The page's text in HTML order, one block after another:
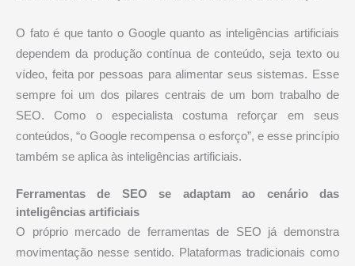
O fato é que tanto o Google quanto as inteligências artificiais
dependem da produção contínua de conteúdo, seja texto ou
vídeo, feita por pessoas para alimentar seus sistemas. Esse
sempre foi um dos pilares centrais de um bom trabalho de
SEO. Como o especialista costuma reforçar em seus
conteúdos, “o Google recompensa o esforço”, e esse princípio
também se aplica às inteligências artificiais.
Ferramentas de SEO se adaptam ao cenário das
inteligências artificiais
O próprio mercado de ferramentas de SEO já demonstra
movimentação nesse sentido. Plataformas tradicionais como